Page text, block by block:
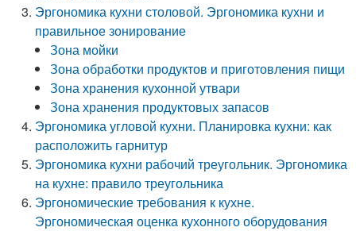
Эргономика кухни столовой. Эргономика кухни и
правильное зонирование
Зона мойки
Зона обработки продуктов и приготовления пищи
Зона хранения кухонной утвари
Зона хранения продуктовых запасов
Эргономика угловой кухни. Планировка кухни: как
расположить гарнитур
Эргономика кухни рабочий треугольник. Эргономика
на кухне: правило треугольника
Эргономические требования к кухне.
Эргономическая оценка кухонного оборудования